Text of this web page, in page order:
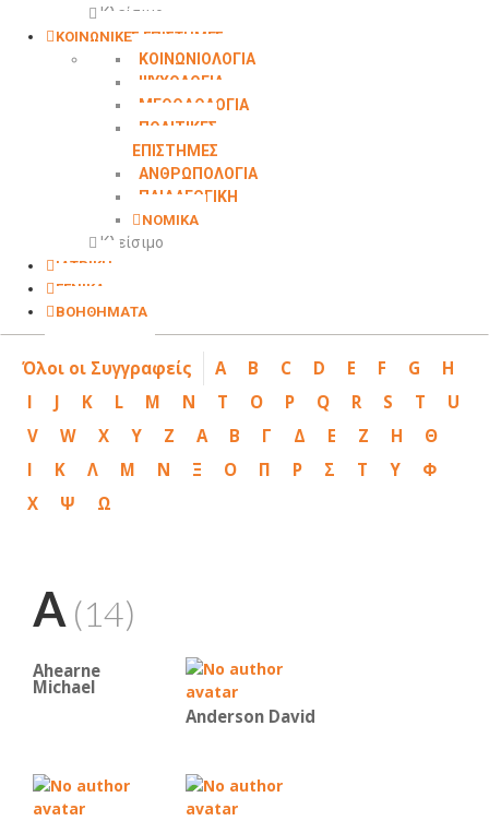
Κλείσιμο
ΚΟΙΝΩΝΙΚΕΣ ΕΠΙΣΤΗΜΕΣ
ΚΟΙΝΩΝΙΟΛΟΓΙΑ
ΨΥΧΟΛΟΓΙΑ
ΜΕΘΟΔΟΛΟΓΙΑ
ΠΟΛΙΤΙΚΕΣ
ΕΠΙΣΤΗΜΕΣ
ΑΝΘΡΩΠΟΛΟΓΙΑ
ΠΑΙΔΑΓΩΓΙΚΗ
ΝΟΜΙΚΑ
Κλείσιμο
ΙΑΤΡΙΚΗ
ΓΕΝΙΚΑ
ΒΟΗΘΗΜΑΤΑ
Όλοι οι Συγγραφείς A B C D E F G
H
I
J K L M N T O P Q R S T
U
V
W X Y Z Α Β Γ Δ Ε Ζ Η
Θ
Ι
Κ Λ Μ Ν Ξ Ο Π Ρ Σ Τ Υ
Φ
Χ
Ψ Ω
A (14)
Ahearne
Michael
Anderson David